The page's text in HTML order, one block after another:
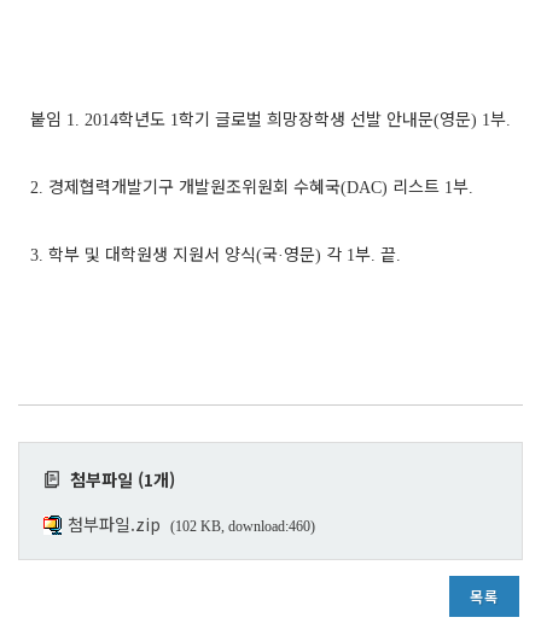
붙임 1. 2014학년도 1학기 글로벌 희망장학생 선발 안내문(영문) 1부
2. 경제협력개발기구 개발원조위원회 수혜국(DAC) 리스트 1부
3. 학부 및 대학원생 지원서 양식(국· 영문) 각 1부 끝
첨부파일 (1개)
첨부파일.zip
(102 KB, download:460)
목록